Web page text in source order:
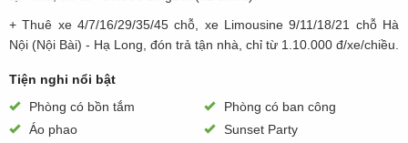
+ Thuê xe 4/7/16/29/35/45 chỗ, xe Limousine 9/11/18/21 chỗ Hà
Nội (Nội Bài) - Hạ Long, đón trả tận nhà, chỉ từ 1.10.000 đ/xe/chiều.
Tiện nghi nổi bật
Phòng có bồn tắm
Phòng có ban công
Áo phao
Sunset Party